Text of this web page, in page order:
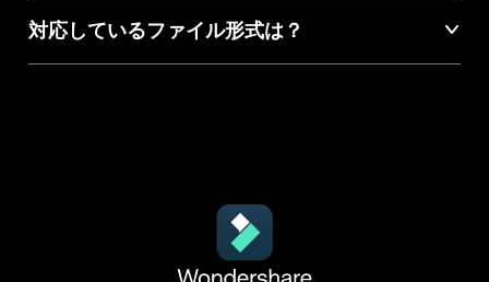
Filmoraは、スピード・精度・デザイン性のすべてで、あなたの
創作を支えます。
対応しているファイル形式は？